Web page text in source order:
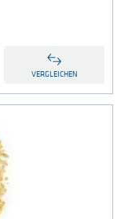
VERGLEICHEN